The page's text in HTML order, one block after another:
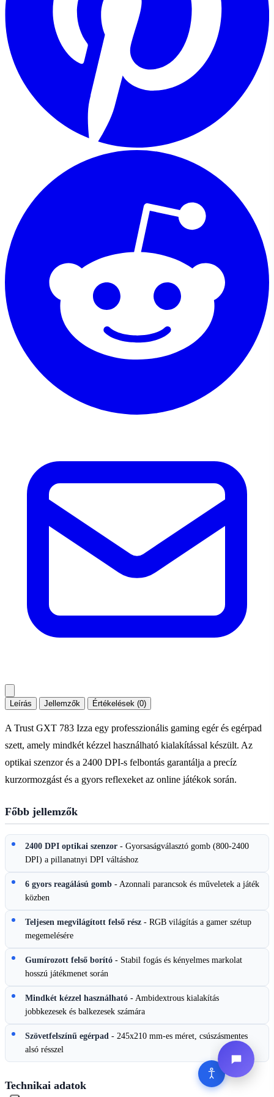
Leírás Jellemzők Értékelések (0)
A Trust GXT 783 Izza egy professzionális gaming egér és egérpad
szett, amely mindkét kézzel használható kialakítással készült. Az
optikai szenzor és a 2400 DPI-s felbontás garantálja a precíz
kurzormozgást és a gyors reflexeket az online játékok során.
Főbb jellemzők
2400 DPI optikai szenzor - Gyorsaságválasztó gomb (800-2400
DPI) a pillanatnyi DPI váltáshoz
6 gyors reagálású gomb - Azonnali parancsok és műveletek a játék
közben
Teljesen megvilágított felső rész - RGB világítás a gamer szétup
megemelésére
Gumírozott felső borító - Stabil fogás és kényelmes markolat
hosszú játékmenet során
Mindkét kézzel használható - Ambidextrous kialakítás
jobbkezesek és balkezesek számára
Szövetfelszínű egérpad - 245x210 mm-es méret, csúszásmentes
alsó résszel
Technikai adatok